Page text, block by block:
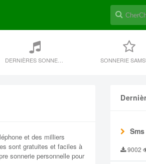
SONNERIE
et des milliers
sont gratuites et faciles à
sonnerie personnelle pour
9002